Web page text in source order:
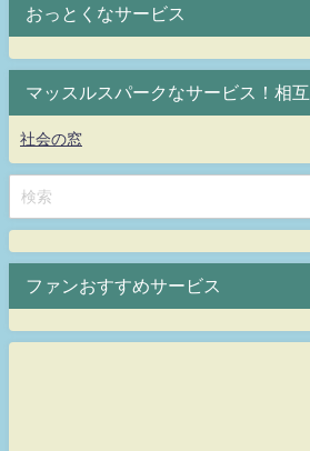
おっとくなサービス
マッスルスパークなサービス！相互
社会の窓
ファンおすすめサービス